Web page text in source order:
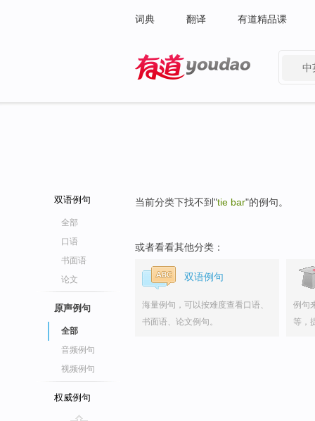
词典 翻译 有道精品课
中
双语例句
全部
口语
书面语
论文
原声例句
全部
音频例句
视频例句
权威例句
当前分类下找不到"tie bar"的例句。
或者看看其他分类：
双语例句
海量例句，可以按难度查看口语、
书面语、论文例句。
例句
等，